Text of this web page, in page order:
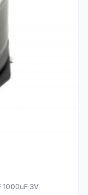
1000uF 3V